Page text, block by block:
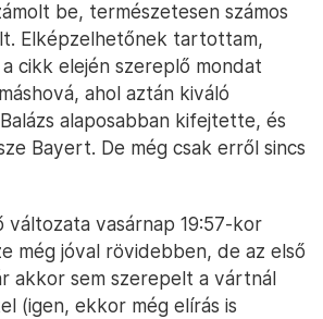
be, természetesen számos
Elképzelhetőnek tartottam,
cikk elején szereplő mondat
ahol aztán kiváló
alaposabban kifejtette, és
Bayert. De még csak erről sincs
változata vasárnap 19:57-kor
még jóval rövidebben, de az első
akkor sem szerepelt a vártnál
(igen, ekkor még elírás is